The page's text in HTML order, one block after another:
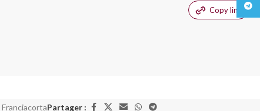
Copy link
FranciacortaPartager :